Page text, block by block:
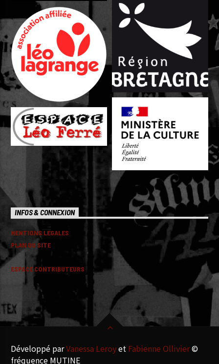
INFOS & CONNEXION
MENTIONS LEGALES
PLAN DU SITE
ESPACE CONTRIBUTEURS
Développé parVanessa Leroyet Fabienne Ollivier©
fréquence MUTINE